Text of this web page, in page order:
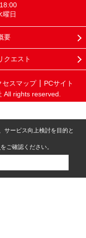
曜日
要
クエスト
セスマップ
PCサイト
All rights reserved.
サービス向上検討を目的と
をご確認ください。